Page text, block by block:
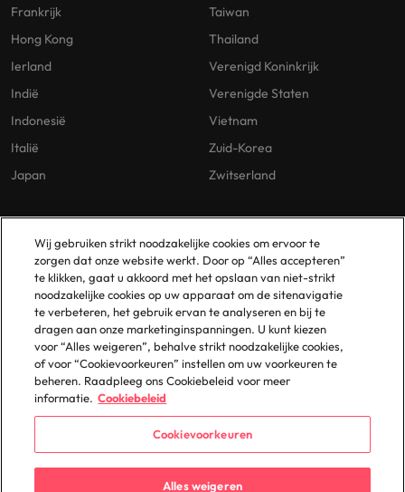
Frankrijk
Hong Kong
Ierland
Indië
Indonesië
Italië
Japan
Taiwan
Thailand
Verenigd Koninkrijk
Verenigde Staten
Vietnam
Zuid-Korea
Zwitserland
Our Policies
Privacybeleid
Cookies Policy
Policy Library
Gelijke Behandeling
Vestigingen
Amsterdam
Eindhoven
Rotterdam
© 2025 Robert Walters Plc. All Rights Reserved.
Wij gebruiken strikt noodzakelijke cookies om ervoor te
zorgen dat onze website werkt. Door op “Alles accepteren”
te klikken, gaat u akkoord met het opslaan van niet-strikt
noodzakelijke cookies op uw apparaat om de sitenavigatie
te verbeteren, het gebruik ervan te analyseren en bij te
dragen aan onze marketinginspanningen. U kunt kiezen
voor “Alles weigeren”, behalve strikt noodzakelijke cookies,
of voor “Cookievoorkeuren” instellen om uw voorkeuren te
beheren. Raadpleeg ons Cookiebeleid voor meer
informatie. Cookiebeleid
Cookievoorkeuren
Alles weigeren